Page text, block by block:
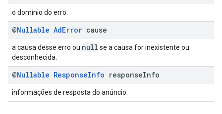
o domínio do erro.
@Nullable AdError cause
a causa desse erro ou null se a causa for inexistente ou
desconhecida.
@Nullable ResponseInfo responseInfo
informações de resposta do anúncio.